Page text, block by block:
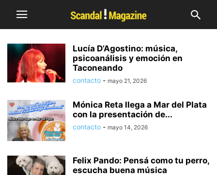
Lucía D’Agostino: música,
psicoanálisis y emoción en
Taconeando
contacto - mayo 21, 2026
Mónica Reta llega a Mar del Plata
con la presentación de...
contacto - mayo 14, 2026
Felix Pando: Pensá como tu perro,
escucha buena música